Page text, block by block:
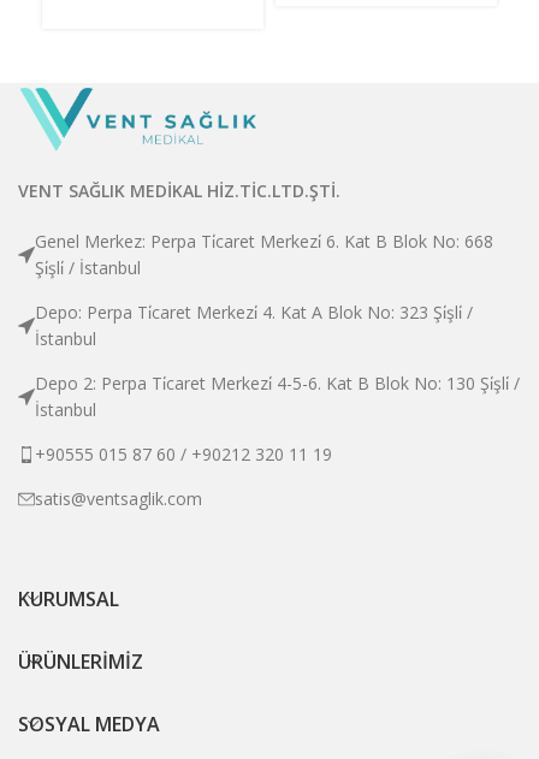
VENT SAĞLIK MEDİKAL HİZ.TİC.LTD.ŞTİ.
Genel Merkez: Perpa Ti̇caret Merkezi̇ 6. Kat B Blok No: 668
Şi̇şli̇ / İstanbul
Depo: Perpa Ti̇caret Merkezi̇ 4. Kat A Blok No: 323 Şi̇şli̇ /
İstanbul
Depo 2: Perpa Ti̇caret Merkezi̇ 4-5-6. Kat B Blok No: 130 Şi̇şli̇ /
İstanbul
+90555 015 87 60 / +90212 320 11 19
satis@ventsaglik.com
KURUMSAL
ÜRÜNLERİMİZ
SOSYAL MEDYA